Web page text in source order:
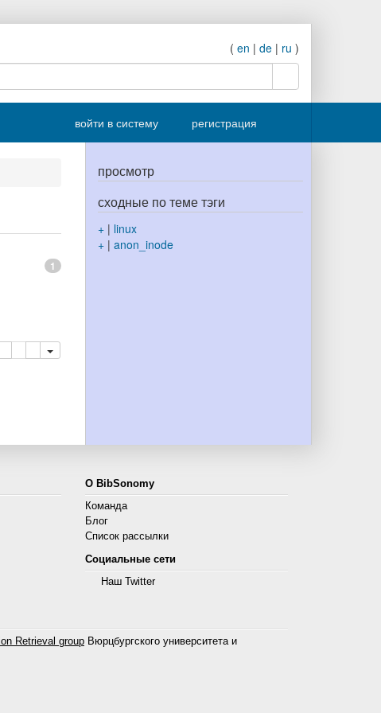
( en | de | ru )
войти в систему регистрация
1
копировать
удалить
просмотр
сходные по теме тэги
+| linux
+| anon_inode
О BibSonomy
Команда
Блог
Список рассылки
Социальные сети
Наш Twitter
Retrieval group Вюрцбургского университета и